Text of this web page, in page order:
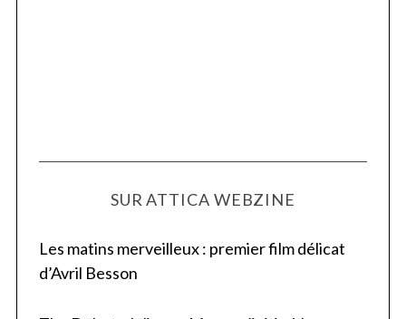
SUR ATTICA WEBZINE
Les matins merveilleux : premier film délicat
d’Avril Besson